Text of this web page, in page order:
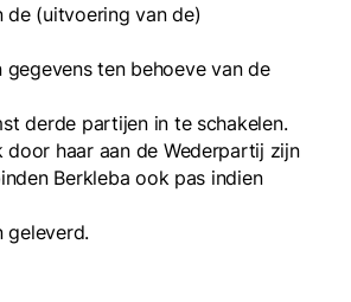
de (uitvoering van de)
ten behoeve van de
derde partijen in te schakelen.
haar aan de Wederpartij zijn
Berkleba ook pas indien
geleverd.